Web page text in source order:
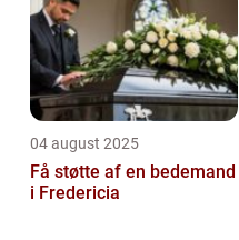
04 august 2025
Få støtte af en bedemand
i Fredericia